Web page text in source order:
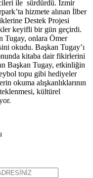
ile sürdürdü. İzmir
hizmete alınan İlber
Destek Projesi
keyifli bir gün geçirdi.
Tugay, onlara Ömer
okudu. Başkan Tugay’ı
kitaba dair fikirlerini
Başkan Tugay, etkinliğin
topu gibi hediyeler
okuma alışkanlıklarının
kültürel